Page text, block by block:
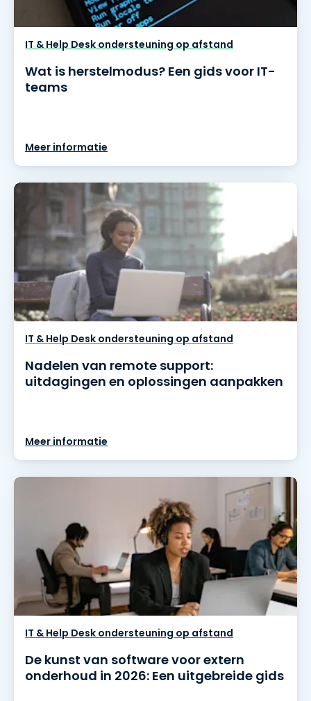
IT & Help Desk ondersteuning op afstand
Wat is herstelmodus? Een gids voor IT-
teams
Meer informatie
IT & Help Desk ondersteuning op afstand
Nadelen van remote support:
uitdagingen en oplossingen aanpakken
Meer informatie
IT & Help Desk ondersteuning op afstand
De kunst van software voor extern
onderhoud in 2026: Een uitgebreide gids